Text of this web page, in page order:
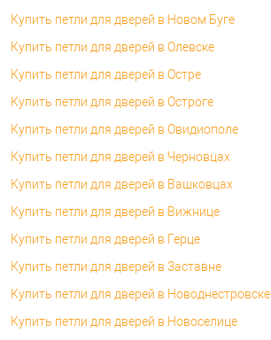
Купить петли для дверей в Новом Буге
Купить петли для дверей в Олевске
Купить петли для дверей в Остре
Купить петли для дверей в Остроге
Купить петли для дверей в Овидиополе
Купить петли для дверей в Черновцах
Купить петли для дверей в Вашковцах
Купить петли для дверей в Вижнице
Купить петли для дверей в Герце
Купить петли для дверей в Заставне
Купить петли для дверей в Новоднестровске
Купить петли для дверей в Новоселице